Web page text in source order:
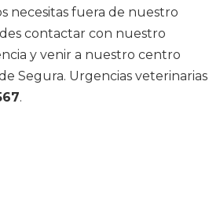
necesitas fuera de nuestro
contactar con nuestro
y venir a nuestro centro
Segura. Urgencias veterinarias
.